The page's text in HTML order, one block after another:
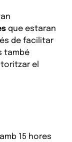
que estaran
de facilitar
també
el
15 hores